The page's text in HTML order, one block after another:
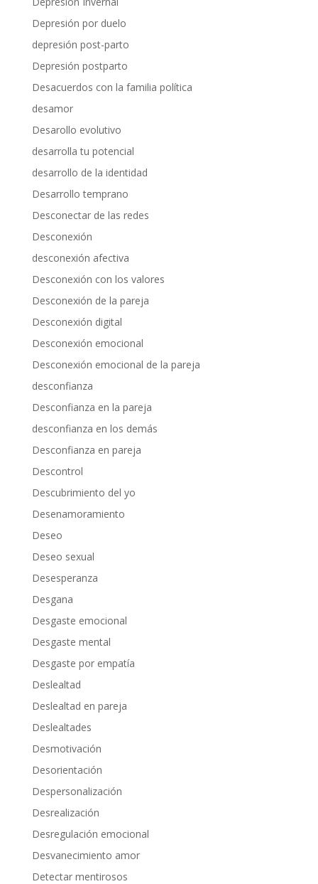
Depresión por duelo
depresión post-parto
Depresión postparto
Desacuerdos con la familia política
desamor
Desarollo evolutivo
desarrolla tu potencial
desarrollo de la identidad
Desarrollo temprano
Desconectar de las redes
Desconexión
desconexión afectiva
Desconexión con los valores
Desconexión de la pareja
Desconexión digital
Desconexión emocional
Desconexión emocional de la pareja
desconfianza
Desconfianza en la pareja
desconfianza en los demás
Desconfianza en pareja
Descontrol
Descubrimiento del yo
Desenamoramiento
Deseo
Deseo sexual
Desesperanza
Desgana
Desgaste emocional
Desgaste mental
Desgaste por empatía
Deslealtad
Deslealtad en pareja
Deslealtades
Desmotivación
Desorientación
Despersonalización
Desrealización
Desregulación emocional
Desvanecimiento amor
Detectar mentirosos